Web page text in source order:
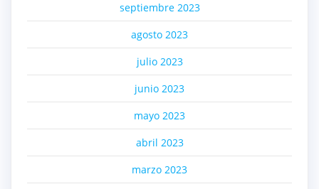
septiembre 2023
agosto 2023
julio 2023
junio 2023
mayo 2023
abril 2023
marzo 2023